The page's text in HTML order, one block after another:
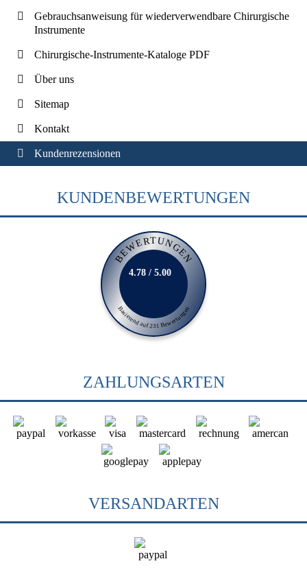
Gebrauchsanweisung für wiederverwendbare Chirurgische
Instrumente
Chirurgische-Instrumente-Kataloge PDF
Über uns
Sitemap
Kontakt
Kundenrezensionen
KUNDENBEWERTUNGEN
BEWERTUNGEN
Basierend auf 231 Bewertungen
4.78 / 5.00
ZAHLUNGSARTEN
VERSANDARTEN